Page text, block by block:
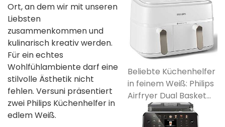
Beliebte Küchenhelfer
in feinem Weiß: Philips
Airfryer Dual Basket...
Ort, an dem wir mit unseren
Liebsten
zusammenkommen und
kulinarisch kreativ werden.
Für ein echtes
Wohlfühlambiente darf eine
stilvolle Ästhetik nicht
fehlen. Versuni präsentiert
zwei Philips Küchenhelfer in
edlem Weiß.